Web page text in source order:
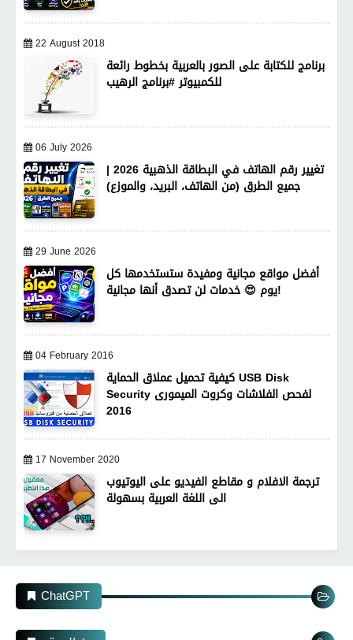
22 August 2018
برنامج للكتابة على الصور بالعربية بخطوط رائعة
للكمبيوتر #برنامج الرهيب
06 July 2026
تغيير رقم الهاتف في البطاقة الذهبية 2026 |
جميع الطرق (من الهاتف، البريد، والموزع)
29 June 2026
أفضل مواقع مجانية ومفيدة ستستخدمها كل
يوم 😍 خدمات لن تصدق أنها مجانية!
04 February 2016
كيفية تحميل عملاق الحماية USB Disk
Security لفحص الفلاشات وكروت الميمورى
2016
17 November 2020
ترجمة الافلام و مقاطع الفيديو على اليوتيوب
الى اللغة العربية بسهولة
ChatGPT